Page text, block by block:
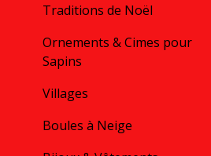
Traditions de Noël
Ornements & Cimes pour
Sapins
Villages
Boules à Neige